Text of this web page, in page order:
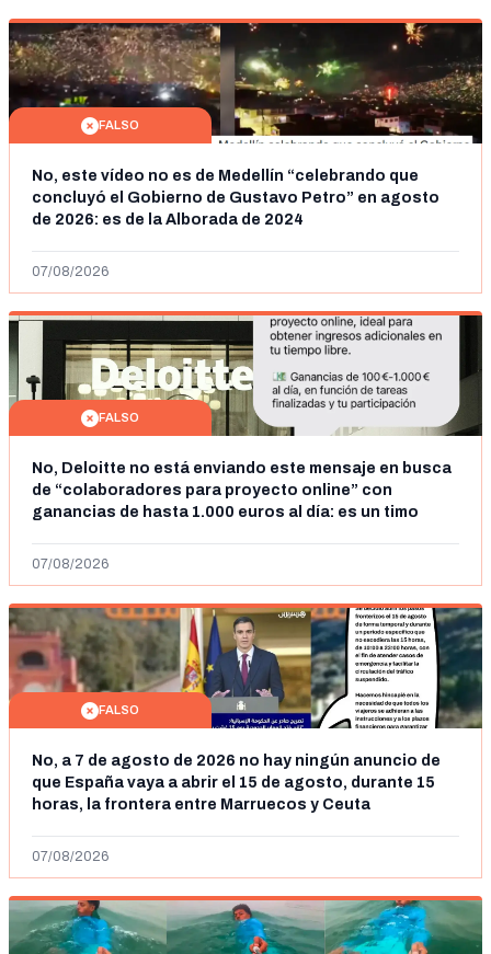
FALSO
No, este vídeo no es de Medellín “celebrando que
concluyó el Gobierno de Gustavo Petro” en agosto
de 2026: es de la Alborada de 2024
07/08/2026
FALSO
No, Deloitte no está enviando este mensaje en busca
de “colaboradores para proyecto online” con
ganancias de hasta 1.000 euros al día: es un timo
07/08/2026
FALSO
No, a 7 de agosto de 2026 no hay ningún anuncio de
que España vaya a abrir el 15 de agosto, durante 15
horas, la frontera entre Marruecos y Ceuta
07/08/2026